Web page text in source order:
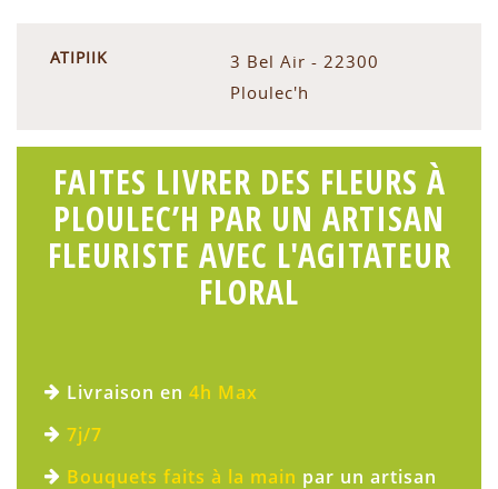
ATIPIIK
3 Bel Air - 22300
Ploulec'h
FAITES LIVRER DES FLEURS À
PLOULEC’H PAR UN ARTISAN
FLEURISTE AVEC L'AGITATEUR
FLORAL
Livraison en 4h Max
7j/7
Bouquets faits à la main par un artisan